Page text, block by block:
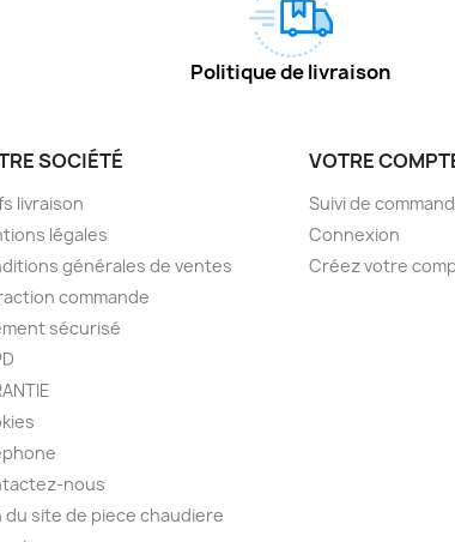
Politique de livraison
SOCIÉTÉ
livraison
légales
générales de ventes
commande
sécurisé
nous
du site de piece chaudiere
VOTRE
Suivi de
Connexion
Créez votre